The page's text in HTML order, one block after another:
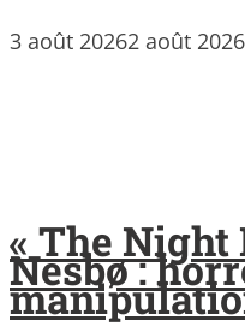
3 août 20262 août 2026
« The Night
Nesbø :